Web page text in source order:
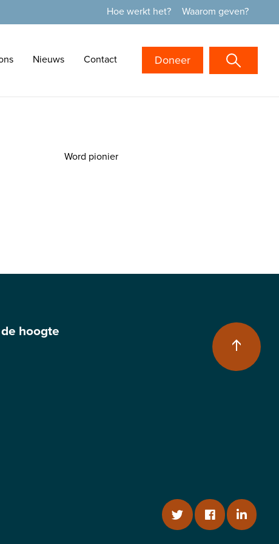
Hoe werkt het? Waarom geven?
Nieuws Contact Doneer
Word pionier
hoogte